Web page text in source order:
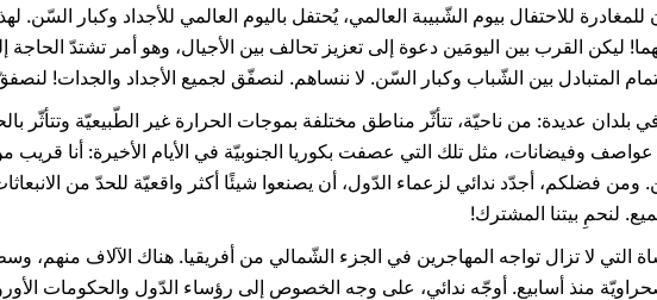
للمغادرة للاحتفال بيوم الشّبيبة العالمي، يُحتفل باليوم العالمي للأجداد وكبار السّن.
ليكن القرب بين اليومَين دعوة إلى تعزيز تحالف بين الأجيال، وهو أمر تشتدّ الحاجة
المتبادل بين الشّباب وكبار السّن. لا ننساهم. لنصفّق لجميع الأجداد والجدات!
بلدان عديدة: من ناحيّة، تتأثّر مناطق مختلفة بموجات الحرارة غير الطّبيعيّة وتتأثّر
وفيضانات، مثل تلك التي عصفت بكوريا الجنوبيّة في الأيام الأخيرة: أنا قريب
فضلكم، أجدّد ندائي لزعماء الدّول، أن يصنعوا شيئًا أكثر واقعيّة للحدّ من
لنحمِ بيتنا المشترك!
التي لا تزال تواجه المهاجرين في الجزء الشّمالي من أفريقيا. هناك الآلاف منهم،
منذ أسابيع. أوجّه ندائي، على وجه الخصوص إلى رؤساء الدّول والحكومات